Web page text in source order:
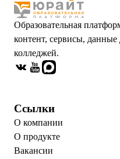
Образовательная
контент, сервисы, данные
колледжей.
Ссылки
О компании
О продукте
Вакансии